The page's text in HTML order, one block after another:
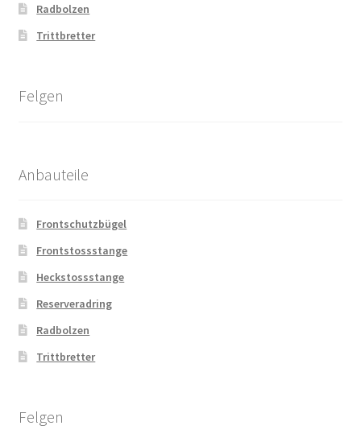
Radbolzen
Trittbretter
Felgen
Anbauteile
Frontschutzbügel
Frontstossstange
Heckstossstange
Reserveradring
Radbolzen
Trittbretter
Felgen